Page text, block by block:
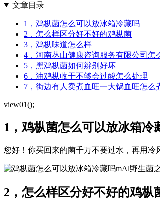
文章目录
1，鸡枞菌怎么可以放冰箱冷藏吗
2，怎么样区分好不好的鸡枞菌
3，鸡枞味道怎么样
4，河南丛山健康咨询服务有限公司怎
5，黑鸡枞菌如何辨别好坏
6，油鸡枞收干不够会过酸怎么处理
7，街边有人卖煮血旺一大锅血旺怎么
view01();
1，鸡枞菌怎么可以放冰箱冷
您好！你买回来的菌千万不要过水，再用
mAl野生菌
2，怎么样区分好不好的鸡枞